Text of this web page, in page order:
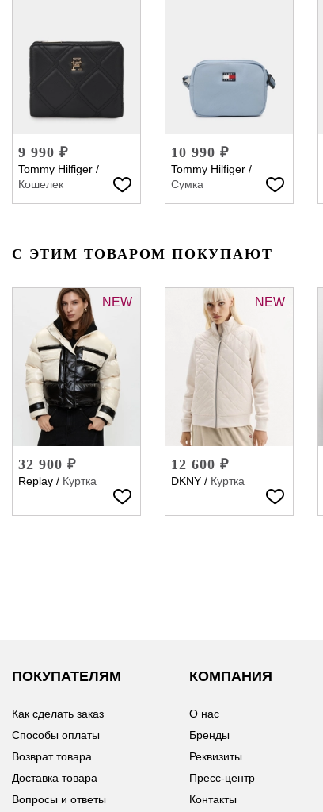
9 990 ₽
Tommy Hilfiger /
Кошелек
10 990 ₽
Tommy Hilfiger /
Сумка
С ЭТИМ ТОВАРОМ ПОКУПАЮТ
NEW
32 900 ₽
Replay / Куртка
NEW
12 600 ₽
DKNY / Куртка
ПОКУПАТЕЛЯМ
Как сделать заказ
Способы оплаты
Возврат товара
Доставка товара
Вопросы и ответы
КОМПАНИЯ
О нас
Бренды
Реквизиты
Пресс-центр
Контакты